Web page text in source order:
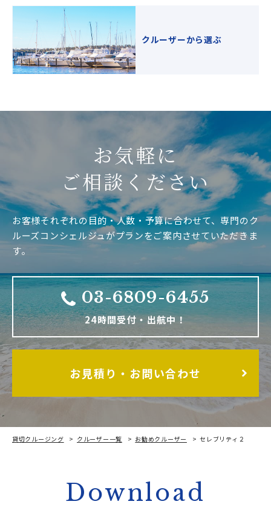
クルーザーから選ぶ
お気軽に
ご相談ください
お客様それぞれの目的・人数・予算に合わせて、専門のク
ルーズコンシェルジュがプランをご案内させていただきま
す。
03-6809-6455
24時間受付・出航中！
お見積り・お問い合わせ
貸切クルージング クルーザー一覧 お勧めクルーザー セレブリティ２
Download